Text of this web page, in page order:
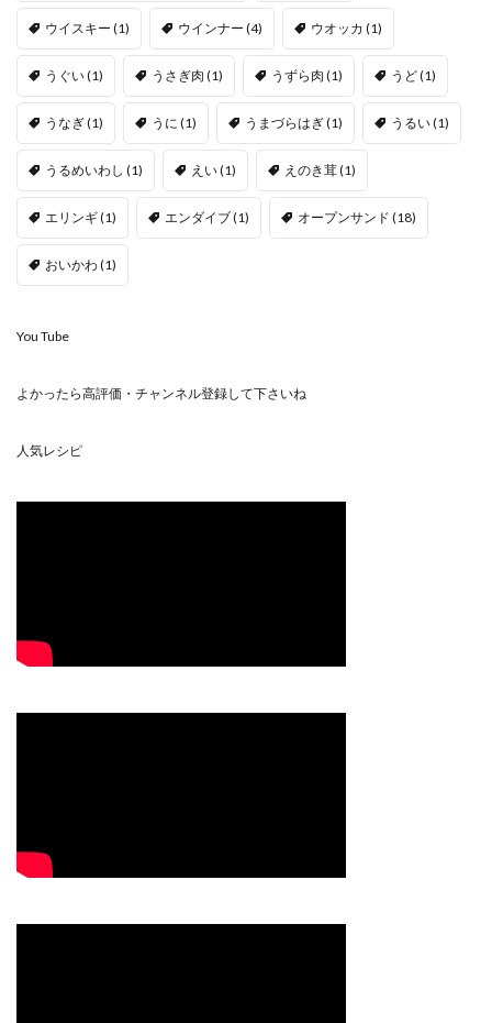
ウイスキー (1) ウインナー (4) ウオッカ (1)
うぐい(1) うさぎ肉 (1) うずら肉 (1) うど(1)
うなぎ(1) うに (1) うまづらはぎ(1) うるい(1)
うるめいわし (1) えい(1) えのき茸(1)
エリンギ(1) エンダイブ(1) オープンサンド (18)
おいかわ(1)
You Tube
よかったら高評価・チャンネル登録して下さいね
人気レシピ